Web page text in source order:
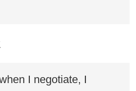
I negotiate, I